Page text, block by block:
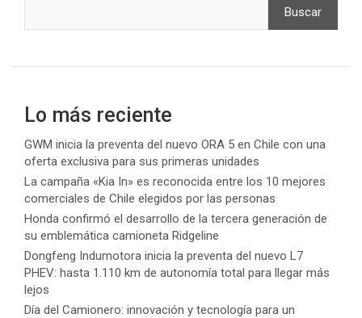
Buscar
Lo más reciente
GWM inicia la preventa del nuevo ORA 5 en Chile con una
oferta exclusiva para sus primeras unidades
La campaña «Kia In» es reconocida entre los 10 mejores
comerciales de Chile elegidos por las personas
Honda confirmó el desarrollo de la tercera generación de
su emblemática camioneta Ridgeline
Dongfeng Indumotora inicia la preventa del nuevo L7
PHEV: hasta 1.110 km de autonomía total para llegar más
lejos
Día del Camionero: innovación y tecnología para un